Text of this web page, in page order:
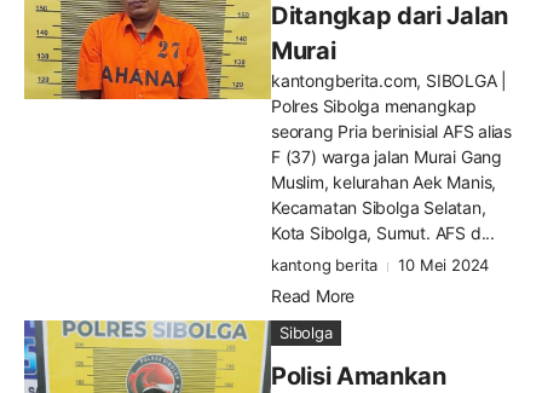
Ditangkap dari Jalan
Murai
kantongberita.com, SIBOLGA |
Polres Sibolga menangkap
seorang Pria berinisial AFS alias
F (37) warga jalan Murai Gang
Muslim, kelurahan Aek Manis,
Kecamatan Sibolga Selatan,
Kota Sibolga, Sumut. AFS d...
kantong berita 10 Mei 2024
Read More
Sibolga
Polisi Amankan